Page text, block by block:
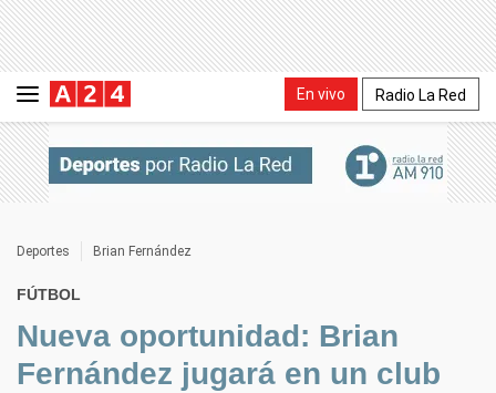
En vivo Radio La Red
Deportes Brian Fernández
FÚTBOL
Nueva oportunidad: Brian
Fernández jugará en un club